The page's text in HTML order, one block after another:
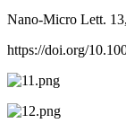
Nano-Micro Lett.
https://doi.org/